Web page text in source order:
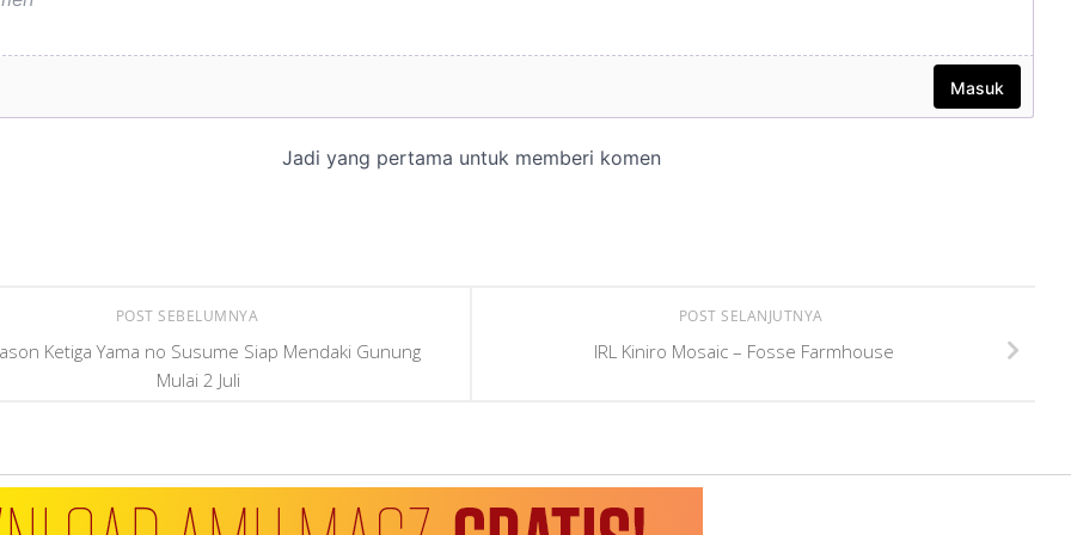
POST SELANJUTNYA
IRL Kiniro Mosaic – Fosse Farmhouse
POST SEBELUMNYA
Ketiga Yama no Susume Siap Mendaki Gunung
Mulai 2 Juli